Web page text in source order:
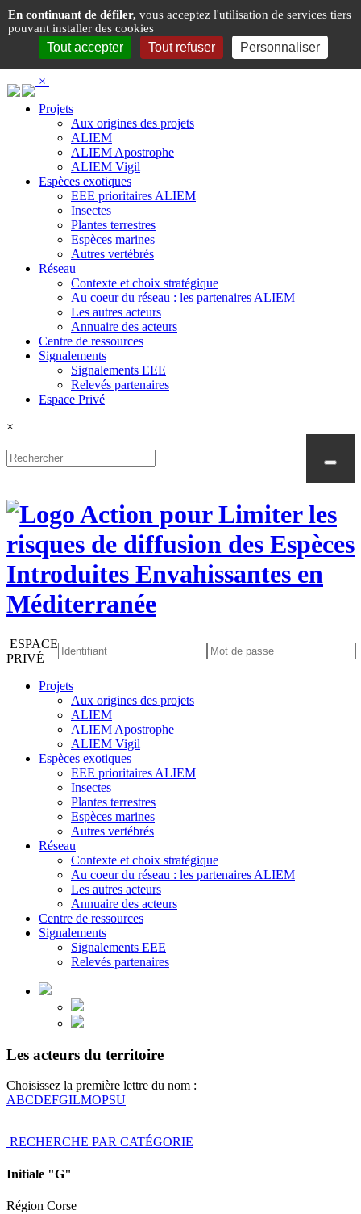
×
Projets
Aux origines des projets
ALIEM
ALIEM Apostrophe
ALIEM Vigil
Espèces exotiques
EEE prioritaires ALIEM
Insectes
Plantes terrestres
Espèces marines
Autres vertébrés
Réseau
Contexte et choix stratégique
Au coeur du réseau : les partenaires ALIEM
Les autres acteurs
Annuaire des acteurs
Centre de ressources
Signalements
Signalements EEE
Relevés partenaires
Espace Privé
×
ESPACE
PRIVÉ
Projets
Aux origines des projets
ALIEM
ALIEM Apostrophe
ALIEM Vigil
Espèces exotiques
EEE prioritaires ALIEM
Insectes
Plantes terrestres
Espèces marines
Autres vertébrés
Réseau
Contexte et choix stratégique
Au coeur du réseau : les partenaires ALIEM
Les autres acteurs
Annuaire des acteurs
Centre de ressources
Signalements
Signalements EEE
Relevés partenaires
Les acteurs du territoire
Choisissez la première lettre du nom :
ABCDEFGILMOPSU
RECHERCHE PAR CATÉGORIE
Initiale "G"
Région Corse
Panneau de gestion des cookies
En continuant de défiler, vous acceptez l'utilisation de services tiers
pouvant installer des cookies
Tout accepter Tout refuser Personnaliser